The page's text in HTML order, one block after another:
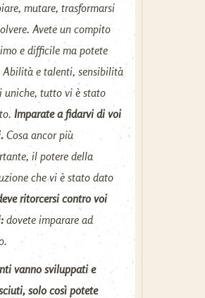
mutare, trasformarsi
Avete un compito
e difficile ma potete
Abilità e talenti, sensibilità
uniche, tutto vi è stato
Imparate a fidarvi di voi
Cosa ancor più
il potere della
che vi è stato dato
ritorcersi contro voi
dovete imparare ad
vanno sviluppati e
solo così potete